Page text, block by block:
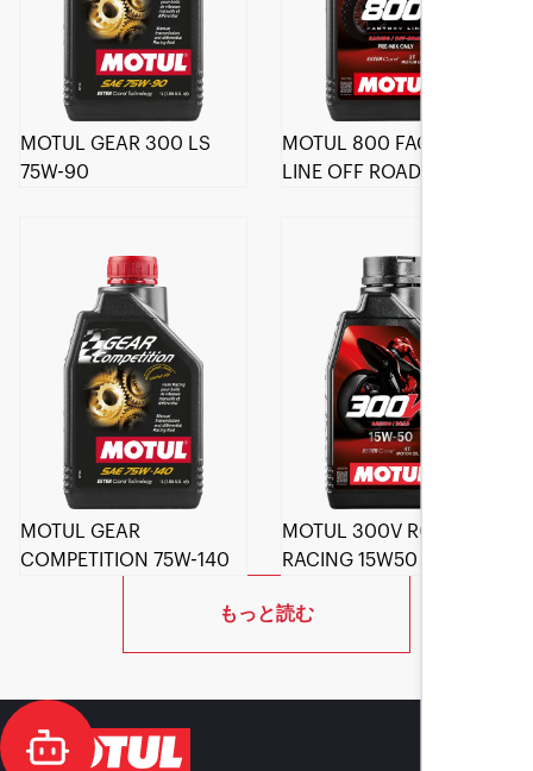
MOTUL GEAR 300 LS
75W-90
MOTUL 800 FACTORY
LINE OFF ROAD 2T
MOTUL GEAR
COMPETITION 75W-140
MOTUL 300V ROAD
RACING 15W50
もっと読む